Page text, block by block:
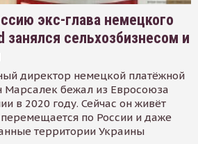
экс-глава немецкого
занялся сельхозбизнесом и
директор немецкой платёжной
Марсалек бежал из Евросоюза
в 2020 году. Сейчас он живёт
по России и даже
территории Украины